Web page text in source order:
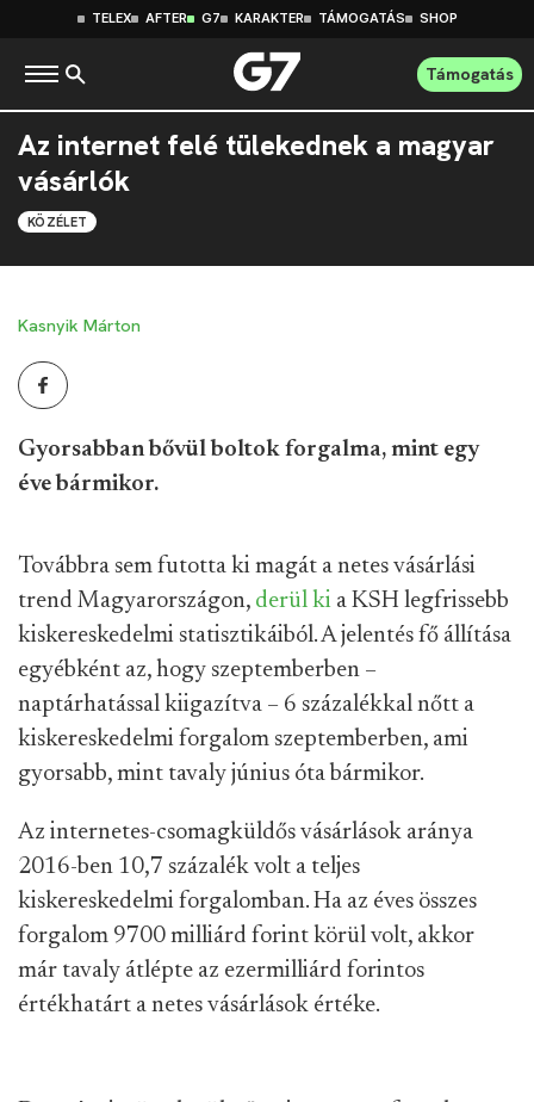
TELEX AFTER G7 KARAKTER TÁMOGATÁS SHOP
Támogatás
Az internet felé tülekednek a magyar
vásárlók
KÖZÉLET
Kasnyik Márton
Gyorsabban bővül boltok forgalma, mint egy
éve bármikor.
Továbbra sem futotta ki magát a netes vásárlási
trend Magyarországon, derül ki a KSH legfrissebb
kiskereskedelmi statisztikáiból. A jelentés fő állítása
egyébként az, hogy szeptemberben –
naptárhatással kiigazítva – 6 százalékkal nőtt a
kiskereskedelmi forgalom szeptemberben, ami
gyorsabb, mint tavaly június óta bármikor.
Az internetes-csomagküldős vásárlások aránya
2016-ben 10,7 százalék volt a teljes
kiskereskedelmi forgalomban. Ha az éves összes
forgalom 9700 milliárd forint körül volt, akkor
már tavaly átlépte az ezermilliárd forintos
értékhatárt a netes vásárlások értéke.